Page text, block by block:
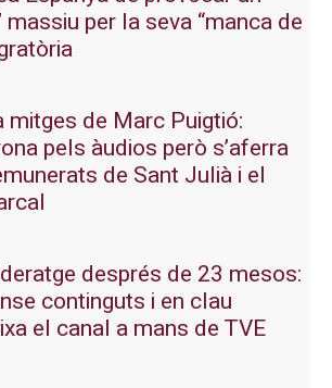
massiu per la seva “manca de
mitges de Marc Puigtió:
pels àudios però s’aferra
de Sant Julià i el
després de 23 mesos:
continguts i en clau
el canal a mans de TVE